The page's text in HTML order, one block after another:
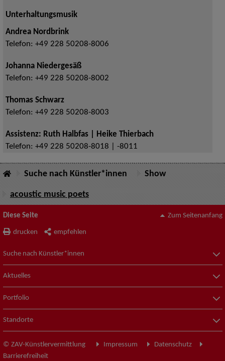
Unterhaltungsmusik
Andrea Nordbrink
Telefon: +49 228 50208-8006
Johanna Niedergesäß
Telefon: +49 228 50208-8002
Thomas Schwarz
Telefon: +49 228 50208-8003
Assistenz: Ruth Halbfas | Heike Thierbach
Telefon: +49 228 50208-8018 | -8011
Suche nach Künstler*innen Show
acoustic music poets
Diese Seite
drucken empfehlen
Zum Seitenanfang
Suche nach Künstler*innen
Aktuelles
Portfolio
Standorte
© ZAV-Künstlervermittlung Impressum
Datenschutz
Barrierefreiheit